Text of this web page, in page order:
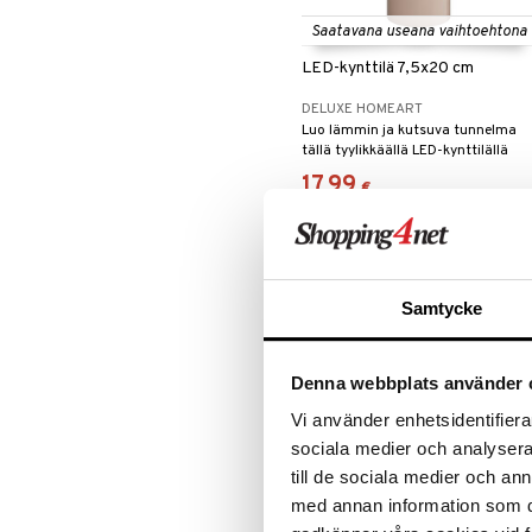
Samtycke
Denna webbplats använder
Vi använder
sociala medier och
till de sociala medier och
med annan information som
Saatavana useana vaihtoehtona
LED-kynttilä 7,5x20 cm
DELUXE HOMEART
Luo lämmin ja kutsuva tunnelma
tällä tyylikkäällä LED-kynttilällä
DeluxeHomeartilta.
17,99 €
Saatavana useana vaihtoehtona
LED Kruunukynttilä Shiny 28 cm